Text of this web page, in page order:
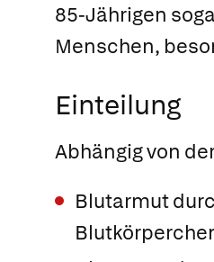
85-Jährigen
Menschen,
Einteilung
Abhängig von
Blutarmut